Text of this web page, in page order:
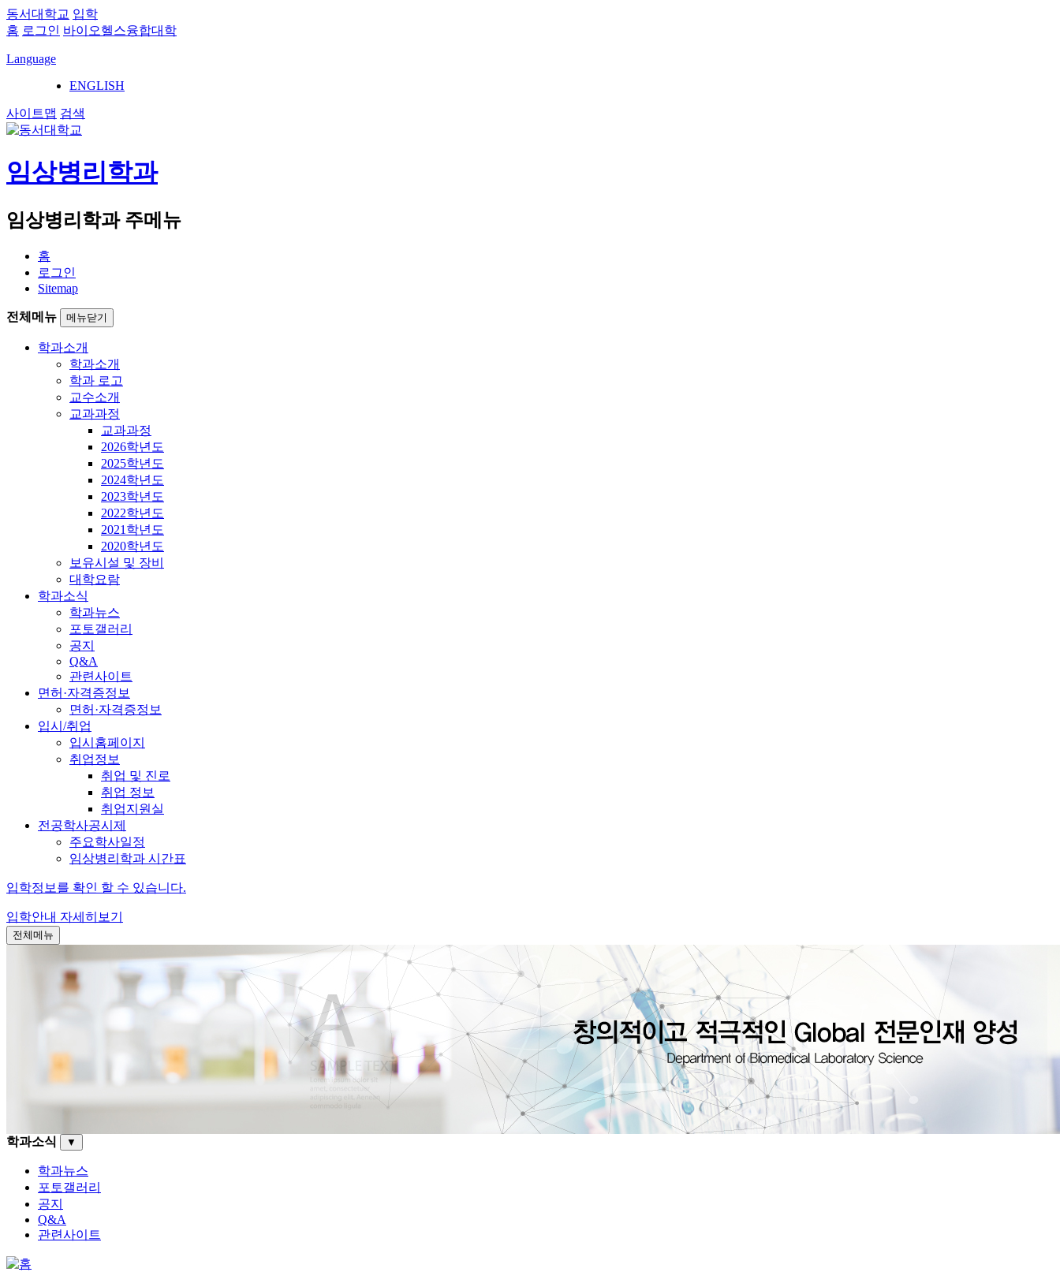
동서대학교 입학
홈 로그인 바이오헬스융합대학
Language
ENGLISH
사이트맵 검색
임상병리학과
임상병리학과 주메뉴
홈
로그인
Sitemap
전체메뉴 메뉴닫기
학과소개
학과소개
학과 로고
교수소개
교과과정
교과과정
2026학년도
2025학년도
2024학년도
2023학년도
2022학년도
2021학년도
2020학년도
보유시설 및 장비
대학요람
학과소식
학과뉴스
포토갤러리
공지
Q&A
관련사이트
면허·자격증정보
면허·자격증정보
입시/취업
입시홈페이지
취업정보
취업 및 진로
취업 정보
취업지원실
전공학사공시제
주요학사일정
임상병리학과 시간표
입학정보를 확인 할 수 있습니다.
입학안내 자세히보기
전체메뉴
학과소식 ▼
학과뉴스
포토갤러리
공지
Q&A
관련사이트